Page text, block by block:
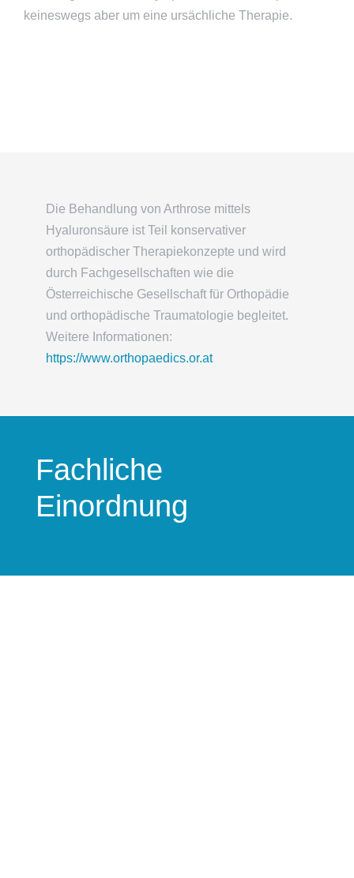
keineswegs aber um eine ursächliche Therapie.
Die Behandlung von Arthrose mittels
Hyaluronsäure ist Teil konservativer
orthopädischer Therapiekonzepte und wird
durch Fachgesellschaften wie die
Österreichische Gesellschaft für Orthopädie
und orthopädische Traumatologie begleitet.
Weitere Informationen:
https://www.orthopaedics.or.at
Fachliche
Einordnung